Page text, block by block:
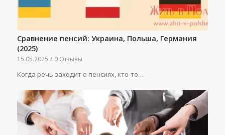
Сравнение пенсий: Украина, Польша, Германия
(2025)
15.05.2025 / 0 Отзывы
Когда речь заходит о пенсиях, кто-то…